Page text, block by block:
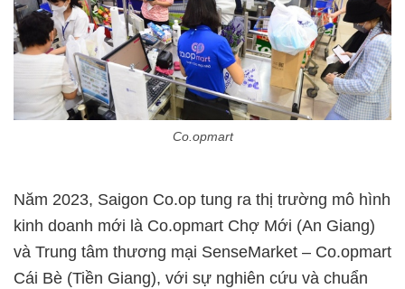
Co.opmart
Năm 2023, Saigon Co.op tung ra thị trường mô hình
kinh doanh mới là Co.opmart Chợ Mới (An Giang)
và Trung tâm thương mại SenseMarket – Co.opmart
Cái Bè (Tiền Giang), với sự nghiên cứu và chuẩn